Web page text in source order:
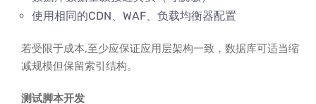
使用相同的CDN、WAF、负载均衡器配置
若受限于成本,至少应保证应用层架构一致，数据库可适当缩
减规模但保留索引结构。
测试脚本开发